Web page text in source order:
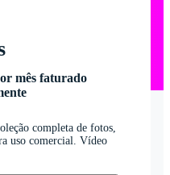
mês faturado
completa de fotos,
uso comercial. Vídeo